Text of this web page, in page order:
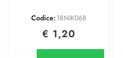
Codice: 18NIK068
€ 1,20